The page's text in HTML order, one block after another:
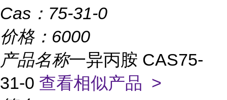
Cas： 75-31-0
价格： 6000
产品名称一异丙胺 CAS75-
31-0 查看相似产品 >